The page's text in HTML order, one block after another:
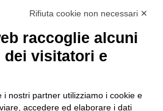
verso la collina
apre la strada al Grande
Rifiuta cookie non necessari ✕
raccoglie alcuni
dei visitatori e
i nostri partner utilizziamo i cookie e
accedere ed elaborare i dati